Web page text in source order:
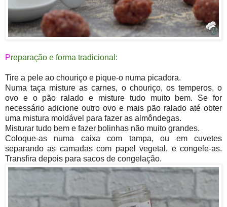
Preparação e forma tradicional:
Tire a pele ao chouriço e pique-o numa picadora.
Numa taça misture as carnes, o chouriço, os temperos, o
ovo e o pão ralado e misture tudo muito bem. Se for
necessário adicione outro ovo e mais pão ralado até obter
uma mistura moldável para fazer as almôndegas.
Misturar tudo bem e fazer bolinhas não muito grandes.
Coloque-as numa caixa com tampa, ou em cuvetes
separando as camadas com papel vegetal, e congele-as.
Transfira depois para sacos de congelação.